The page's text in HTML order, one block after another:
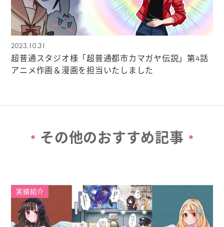
2023.10.31
超普通スタジオ様「超普通都市カマガヤ伝説」第4話
アニメ作画＆漫画を担当いたしました
その他のおすすめ記事
実績紹介